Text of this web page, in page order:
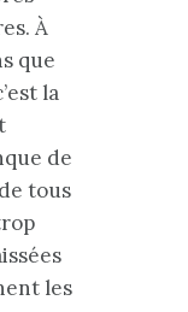
À
que
la
de
tous
les